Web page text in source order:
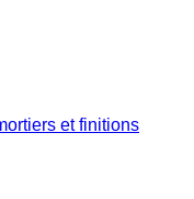
et finitions